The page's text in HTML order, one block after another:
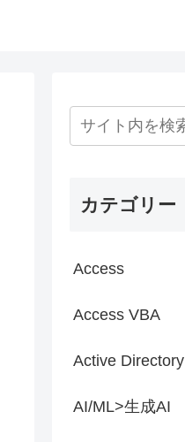
カテゴリー
Access
Access VBA
Active Directory
AI/ML>生成AI